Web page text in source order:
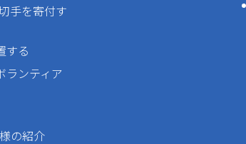
手を寄付す
する
ランティア
の紹介